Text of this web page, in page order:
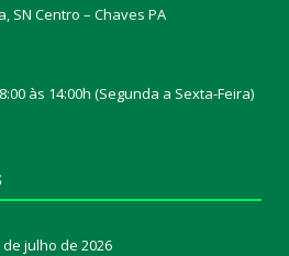
SN Centro – Chaves PA
às 14:00h (Segunda a Sexta-Feira)
de julho de 2026